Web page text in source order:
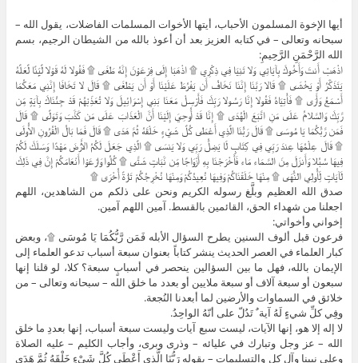
أيها الإخوة المسلمون الأحباب، أيتها الأخوات المسلمات الفاضلات، يقول الله –
سبحانه وتعالى – في كتابه العزيز بعد أن أعوذ بالله من الشيطان الرجيم، بسم
الله الرَّحْمَنِ الرَّحِيمِ:
اذْهَبْ أَنتَ وَأَخُوكَ بِآيَاتِي وَلا تَنِيَا فِي ذِكْرِي ۩ اذْهَبَا إِلَى فِرْعَوْنَ إِنَّهُ طَغَى ۩ فَقُولا لَهُ قَوْلا لَّيِّنًا لَّعَلَّهُ
يَتَذَكَّرُ أَوْ يَخْشَى ۩ قَالا رَبَّنَا إِنَّنَا نَخَافُ أَن يَفْرُطَ عَلَيْنَا أَوْ أَن يَطْغَى ۩ قَالَ لا تَخَافَا إِنَّنِي مَعَكُمَا
أَسْمَعُ وَأَرَى ۩ فَأْتِيَاهُ فَقُولا إِنَّا رَسُولا رَبِّكَ فَأَرْسِلْ مَعَنَا بَنِي إِسْرَائِيلَ وَلا تُعَذِّبْهُمْ قَدْ جِئْنَاكَ بِآيَةٍ مِّن
رَّبِّكَ وَالسَّلامُ عَلَى مَنِ اتَّبَعَ الْهُدَى ۩ إِنَّا قَدْ أُوحِيَ إِلَيْنَا أَنَّ الْعَذَابَ عَلَى مَن كَذَّبَ وَتَوَلَّى ۩ قَالَ
فَمَن رَّبُّكُمَا يَا مُوسَى ۩ قَالَ رَبُّنَا الَّذِي أَعْطَى كُلَّ شَيْءٍ خَلْقَهُ ثُمَّ هَدَى ۩ قَالَ فَمَا بَالُ الْقُرُونِ الأُولَى
۩ قَالَ عِلْمُهَا عِندَ رَبِّي فِي كِتَابٍ لّا يَضِلُّ رَبِّي وَلا يَنسَى ۩ الَّذِي جَعَلَ لَكُمُ الأَرْضَ مَهْدًا وَسَلَكَ لَكُمْ
فِيهَا سُبُلا وَأَنزَلَ مِنَ السَّمَاء مَاء فَأَخْرَجْنَا بِهِ أَزْوَاجًا مِّن نَّبَاتٍ شَتَّى ۩ كُلُوا وَارْعَوْا أَنْعَامَكُمْ إِنَّ فِي ذَلِكَ
لَآيَاتٍ لِّأُولِي النُّهَى ۩ مِنْهَا خَلَقْنَاكُمْ وَفِيهَا نُعِيدُكُمْ وَمِنْهَا نُخْرِجُكُمْ تَارَةً أُخْرَى ۩
صدق الله العظيم وبلَّغ رسوله الكريم ونحن على ذلكم من الشاهدين، اللهم
اجعلنا من شهداء الحق، القائمين بالقسط. آمين اللهم آمين.
إخواني وأخواتي:
فرعون قبل ألوف السنين يطرح السؤال الأبله فَمَن رَّبُّكُمَا يَا مُوسَى ۩، وبعض
كبار العلماء في العصر الحديث ينشر كتاباً بعنوان سبعة أسباب تدعو العلماء إلى
الإيمان بالله، فهل ما بين السؤالين ينحصر في أسبابٍ سبعة؟ كلا، لو قلنا إنها
سبعون أو سبعة آلاف أو سبعة ملايين أو بعدد ما خلق الله – سبحانه وتعالى – من
خلائق في السماوات والأرضين لما أبعدنا النُجعة.
وفِي كلِّ شيءٍ لَهُ آية ٌ تَدُلّ على أنّهُ الواحِدُ.
لا إله إلا هو، إنها الآيات، ليست سبع آيات وليست سبعة أسباب، إنها بعددِ ما خلق
الله – عز وجل وتبارك في عليائه – وذرى وبرى، وأجاب الكليم – عليه الصلاة
وعلى نبينا وآل كلٍ والتسليمات – بقوله رَبُّنَا الَّذِي أَعْطَى كُلَّ شَيْءٍ خَلْقَهُ ثُمَّ هَدَى